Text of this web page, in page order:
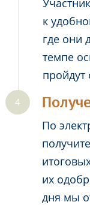
к
где они
темпе
пройдут
По
их
дня мы